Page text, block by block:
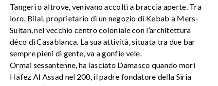
Tangeri o altrove, venivano accolti a braccia aperte. Tra
loro, Bilal, proprietario di un negozio di Kebab a Mers-
Sultan, nel vecchio centro coloniale con l’architettura
déco di Casablanca. La sua attività, situata tra due bar
sempre pieni di gente, va a gonfie vele.
Ormai sessantenne, ha lasciato Damasco quando morì
Hafez Al Assad nel 200, il padre fondatore della Siria